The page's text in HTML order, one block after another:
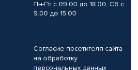
Пн-Пт с 09.00 до 18.00, Сб с
9.00 до 15.00
Согласие посетителя сайта
на обработку
персональных данных